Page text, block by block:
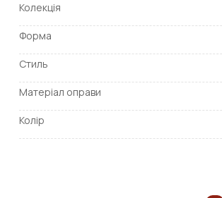
Колекція
Форма
Стиль
Матеріал оправи
Колір